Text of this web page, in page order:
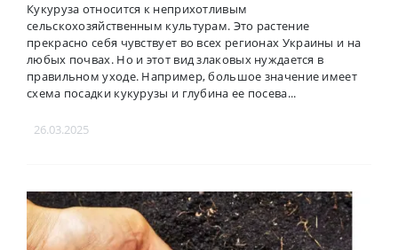
Кукуруза относится к неприхотливым
сельскохозяйственным культурам. Это растение
прекрасно себя чувствует во всех регионах Украины и на
любых почвах. Но и этот вид злаковых нуждается в
правильном уходе. Например, большое значение имеет
схема посадки кукурузы и глубина ее посева...
26.03.2025